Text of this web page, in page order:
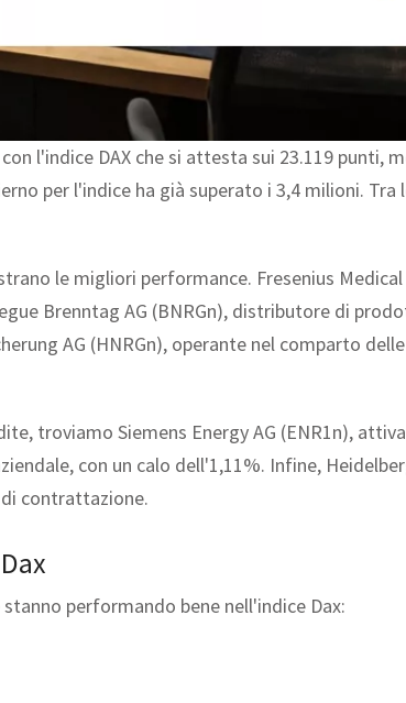
l'indice DAX che si attesta sui 23.119 punti,
per l'indice ha già superato i 3,4 milioni. Tra
le migliori performance. Fresenius Medical
Brenntag AG (BNRGn), distributore di
AG (HNRGn), operante nel comparto
troviamo Siemens Energy AG (ENR1n),
con un calo dell'1,11%. Infine,
contrattazione.
performando bene nell'indice Dax: